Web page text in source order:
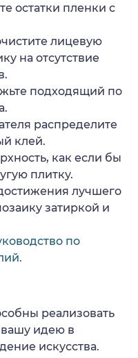
остатки пленки с
лицевую
на отсутствие
подходящий по
распределите
клей.
как если бы
плитку.
лучшего
затиркой и
по
реализовать
идею в
искусства.